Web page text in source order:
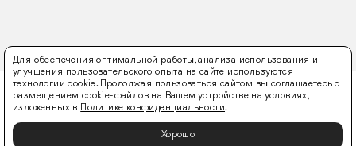
Для обеспечения оптимальной работы, анализа использования и
улучшения пользовательского опыта на сайте используются
технологии cookie. Продолжая пользоваться сайтом вы соглашаетесь с
размещением cookie-файлов на Вашем устройстве на условиях,
изложенных в
Политике конфиденциальности.
Хорошо
© 2016-2026 FURLY